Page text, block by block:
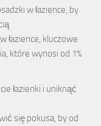
w łazience, by
łazience, kluczowe
które wynosi od 1%
łazienki i uniknąć
się pokusa, by od